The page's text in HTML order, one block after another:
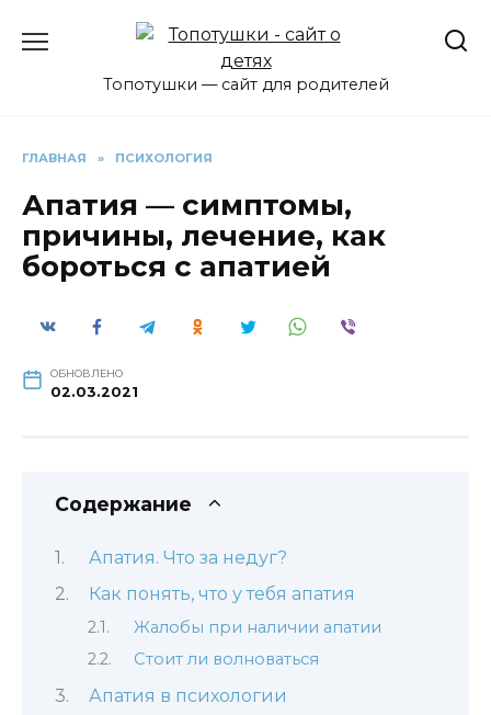
Топотушки — сайт для родителей
ГЛАВНАЯ » ПСИХОЛОГИЯ
Апатия — симптомы,
причины, лечение, как
бороться с апатией
ОБНОВЛЕНО
02.03.2021
Содержание
Апатия. Что за недуг?
Как понять, что у тебя апатия
Жалобы при наличии апатии
Стоит ли волноваться
Апатия в психологии